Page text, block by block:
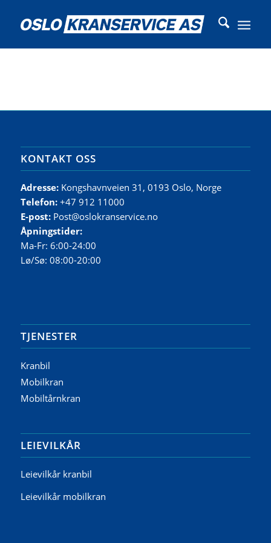
KONTAKT OSS
Adresse: Kongshavnveien 31, 0193 Oslo, Norge
Telefon: +47 912 11000
E-post: Post@oslokranservice.no
Åpningstider:
Ma-Fr: 6:00-24:00
Lø/Sø: 08:00-20:00
TJENESTER
Kranbil
Mobilkran
Mobiltårnkran
LEIEVILKÅR
Leievilkår kranbil
Leievilkår mobilkran